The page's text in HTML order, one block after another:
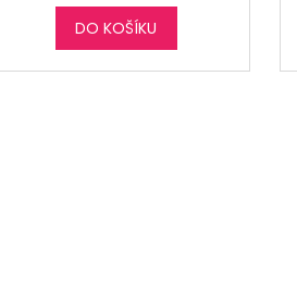
DO KOŠÍKU